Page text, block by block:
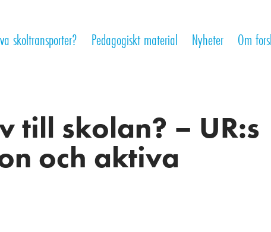
skoltransporter? Pedagogiskt material Nyheter Om
till skolan? – UR:s
och aktiva